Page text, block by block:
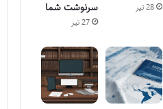
28 تیر
سرنوشت شما
27 تیر